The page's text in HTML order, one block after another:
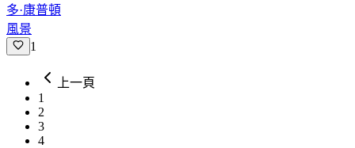
多·康普頓
風景
1
上一頁
1
2
3
4